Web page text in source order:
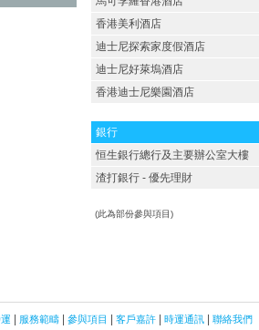
香港美利酒店
迪士尼探索家度假酒店
迪士尼好萊塢酒店
香港迪士尼樂園酒店
銀行
恒生銀行總行及主要辦公室大樓
渣打銀行 - 優先理財
(此為部份參與項目)
服務範疇| 參與項目 客戶嘉許| 時運通訊| 聯絡我們